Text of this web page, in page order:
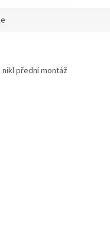
přední montáž